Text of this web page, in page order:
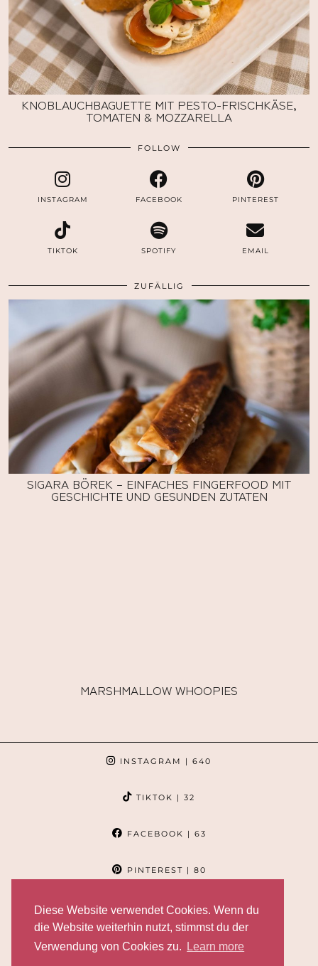
Diese Website verwendet Cookies. Wenn du
die Website weiterhin nutzt, stimmst du der
Verwendung von Cookies zu.
Learn more
KNOBLAUCHBAGUETTE MIT PESTO-FRISCHKÄSE,
TOMATEN & MOZZARELLA
FOLLOW
INSTAGRAM FACEBOOK PINTEREST
TIKTOK SPOTIFY EMAIL
ZUFÄLLIG
SIGARA BÖREK – EINFACHES FINGERFOOD MIT
GESCHICHTE UND GESUNDEN ZUTATEN
MARSHMALLOW WHOOPIES
INSTAGRAM | 640
TIKTOK | 32
FACEBOOK | 63
PINTEREST | 80